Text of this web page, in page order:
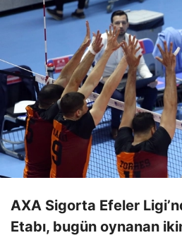
AXA Sigorta Efeler
Etabı, bugün oynanan